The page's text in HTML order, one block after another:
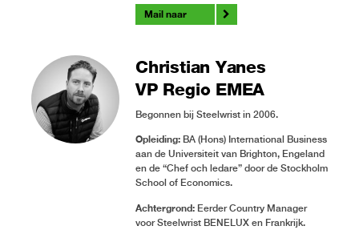
Mail naar
Christian Yanes
VP Regio EMEA
Begonnen bij Steelwrist in 2006.
Opleiding:BA (Hons) International Business
aan de Universiteit van Brighton, Engeland
en de “Chef och ledare” door de Stockholm
School of Economics.
Achtergrond:Eerder Country Manager
voor Steelwrist BENELUX en Frankrijk.